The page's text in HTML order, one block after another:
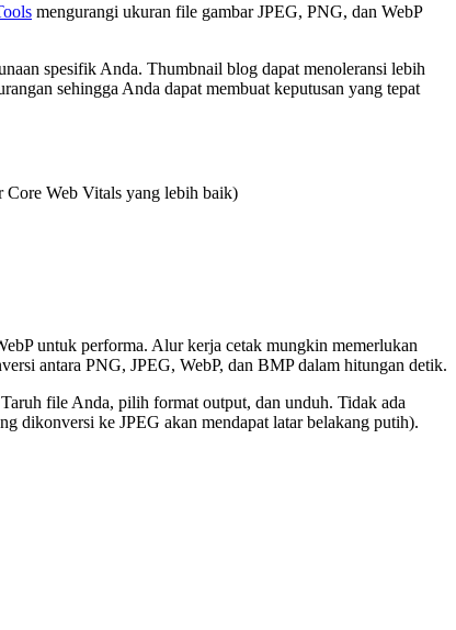
mengurangi ukuran file gambar JPEG, PNG, dan WebP
spesifik Anda. Thumbnail blog dapat menoleransi lebih
sehingga Anda dapat membuat keputusan yang tepat
Core Web Vitals yang lebih baik)
untuk performa. Alur kerja cetak mungkin memerlukan
antara PNG, JPEG, WebP, dan BMP dalam hitungan detik.
file Anda, pilih format output, dan unduh. Tidak ada
dikonversi ke JPEG akan mendapat latar belakang putih).